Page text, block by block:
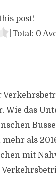
post!
[Total: 0
Wie das
als
mit